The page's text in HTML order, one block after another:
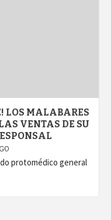
LOS MALABARES
VENTAS DE SU
protomédico general